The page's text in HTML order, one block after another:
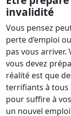
invalidité
Vous pensez
perte d’emploi
pas vous arriver.
vous devez
réalité est que
terrifiants à tous
pour suffire à
un nouvel